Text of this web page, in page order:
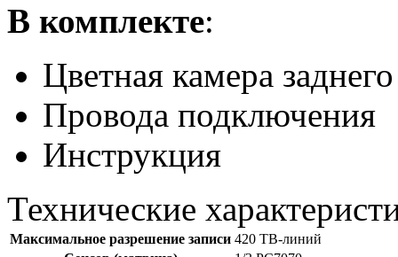
В комплекте:
Цветная камера
Провода подключения
Инструкция
Технические
Максимальное разрешение записи 420 ТВ-линий